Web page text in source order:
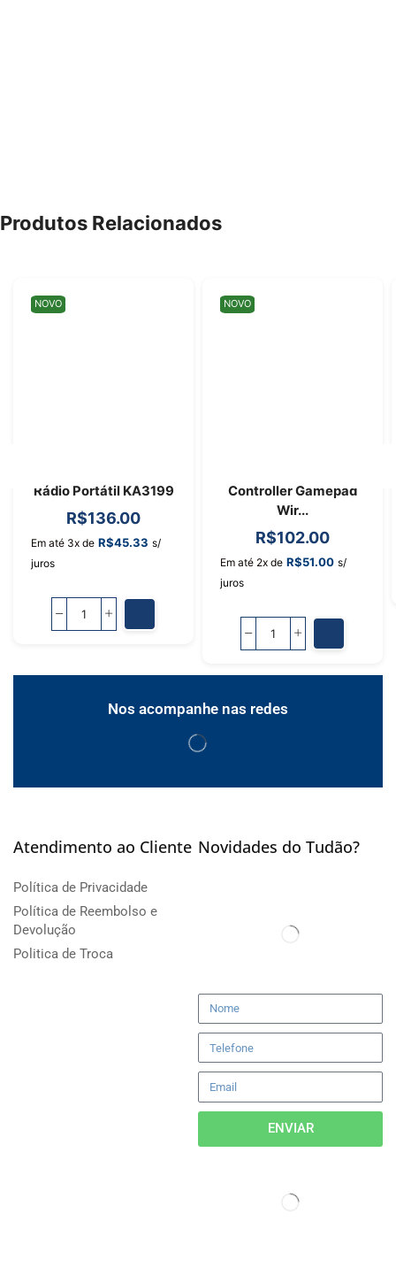
Produtos Relacionados
NOVO
Rádio Portátil KA3199
R$136.00
Em até 3x de R$45.33 s/
juros
NOVO
Controller Gamepad
Wir...
R$102.00
Em até 2x de R$51.00 s/
juros
Nos acompanhe nas redes
Atendimento ao Cliente
Política de Privacidade
Política de Reembolso e
Devolução
Politica de Troca
Novidades do Tudão?
ENVIAR